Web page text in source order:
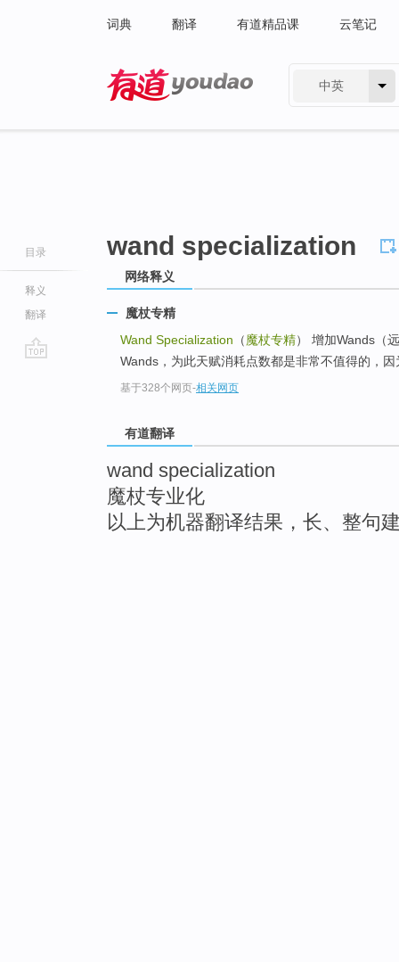
词典 翻译 有道精品课 云笔记
中英
目录
释义
翻译
wand specialization
网络释义
魔杖专精
Wand Specialization （魔杖专精） 增加Wands（
Wands，为此天赋消耗点数都是非常不值得的，
基于328个网页-相关网页
有道翻译
wand specialization
魔杖专业化
以上为机器翻译结果，长、整句